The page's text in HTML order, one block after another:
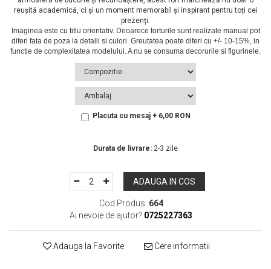
reușită academică, ci și un moment memorabil și inspirant pentru toți cei
prezenți.
Placuta cu mesaj + 6,00 RON
Durata de livrare: 2-3 zile
ADAUGA IN COS
Cod Produs: 664
Ai nevoie de ajutor? 0725227363
Adauga la Favorite Cere informatii